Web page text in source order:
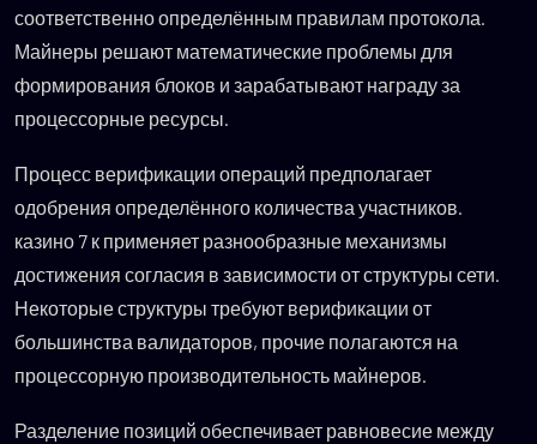
соответственно определённым правилам протокола.
Майнеры решают математические проблемы для
формирования блоков и зарабатывают награду за
процессорные ресурсы.
Процесс верификации операций предполагает
одобрения определённого количества участников.
казино 7 к применяет разнообразные механизмы
достижения согласия в зависимости от структуры сети.
Некоторые структуры требуют верификации от
большинства валидаторов, прочие полагаются на
процессорную производительность майнеров.
Разделение позиций обеспечивает равновесие между